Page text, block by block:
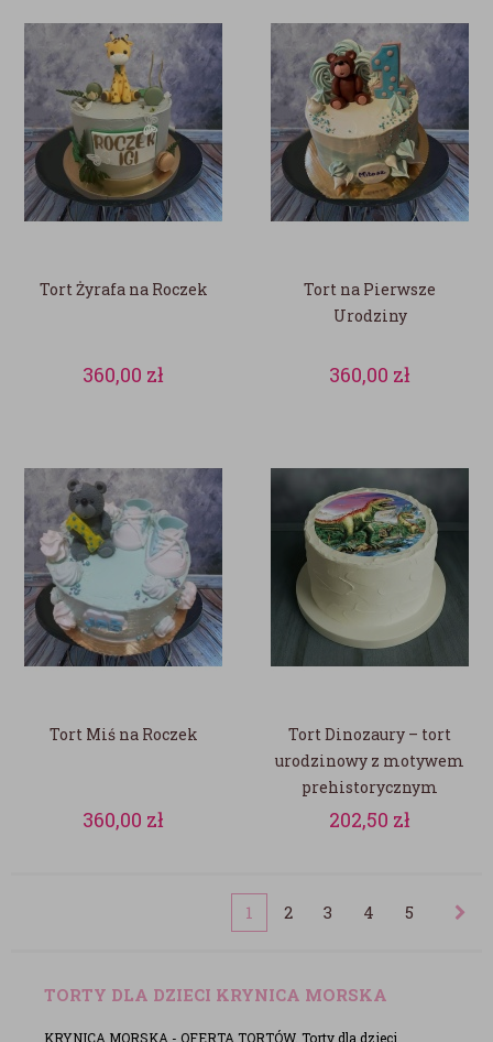
Tort Żyrafa na Roczek
360,00 zł
Tort na Pierwsze
Urodziny
360,00 zł
Tort Miś na Roczek
360,00 zł
Tort Dinozaury – tort
urodzinowy z motywem
prehistorycznym
202,50 zł
1 2 3 4 5
TORTY DLA DZIECI KRYNICA MORSKA
KRYNICA MORSKA - OFERTA TORTÓW. Torty dla dzieci